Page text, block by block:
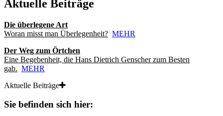
Aktuelle Beiträge
Die überlegene Art
Woran misst man Überlegenheit? MEHR
Der Weg zum Örtchen
Eine Begebenheit, die Hans Dietrich Genscher zum Besten
gab. MEHR
Aktuelle Beiträge
Sie befinden sich hier: